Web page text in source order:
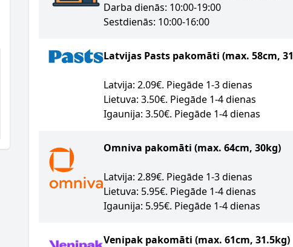
Darba dienās: 10:00-19:00
Sestdienās: 10:00-16:00
Latvijas Pasts pakomāti (max. 58cm,
Latvija: 2.09€. Piegāde 1-3 dienas
Lietuva: 3.50€. Piegāde 1-4 dienas
Igaunija: 3.50€. Piegāde 1-4 dienas
Omniva pakomāti (max. 64cm, 30kg)
Latvija: 2.89€. Piegāde 1-3 dienas
Lietuva: 5.95€. Piegāde 1-4 dienas
Igaunija: 5.95€. Piegāde 1-4 dienas
Venipak pakomāti (max. 61cm, 31.5kg)